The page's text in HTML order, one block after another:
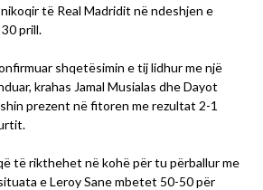
të Real Madridit në ndeshjen e
prill.
shqetësimin e tij lidhur me një
krahas Jamal Musialas dhe Dayot
prezent në fitoren me rezultat 2-1
të rikthehet në kohë për tu përballur me
situata e Leroy Sane mbetet 50-50 për